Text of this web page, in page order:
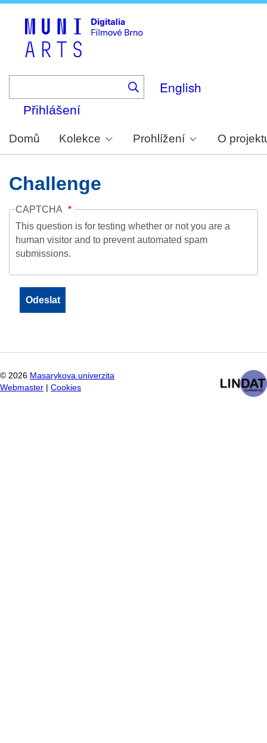
English
Přihlášení
Domů Kolekce Prohlížení O
Challenge
CAPTCHA
This question is for testing whether or not you are a
human visitor and to prevent automated spam
submissions.
© 2026 Masarykova univerzita
Webmaster
Cookies